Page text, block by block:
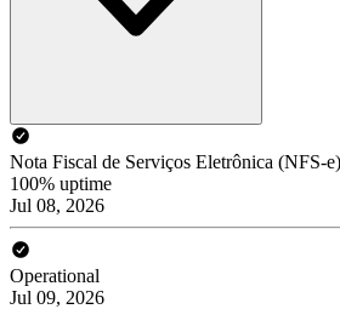
Nota Fiscal de Serviços Eletrônica (NFS-e)
100% uptime
Jul 08, 2026
Operational
Jul 09, 2026